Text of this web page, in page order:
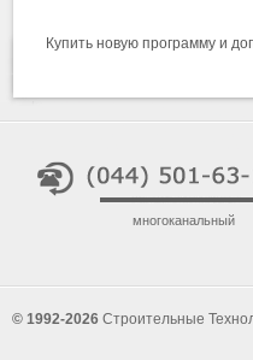
Купить новую программу и
многоканальный
© 1992-2026 Строительные